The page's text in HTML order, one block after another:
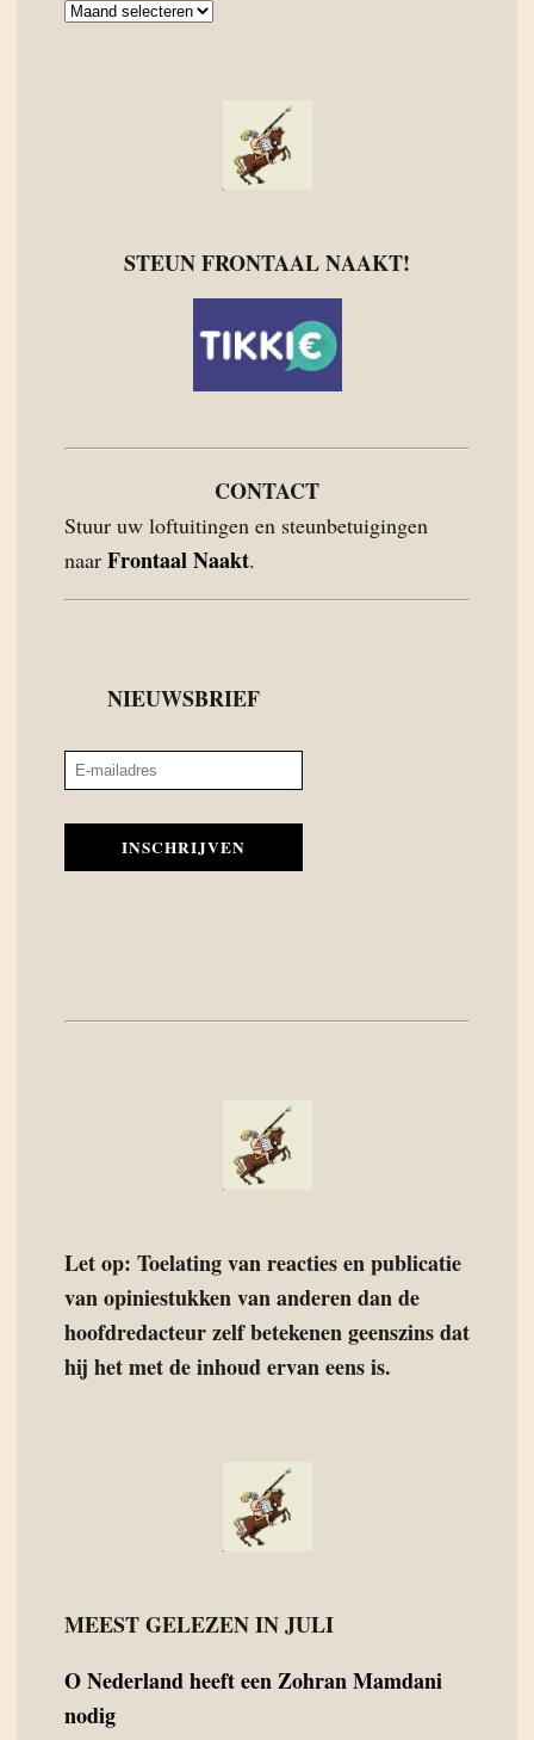
Archief
STEUN FRONTAAL NAAKT!
CONTACT
Stuur uw loftuitingen en steunbetuigingen
naar Frontaal Naakt.
NIEUWSBRIEF
INSCHRIJVEN
Let op: Toelating van reacties en publicatie
van opiniestukken van anderen dan de
hoofdredacteur zelf betekenen geenszins dat
hij het met de inhoud ervan eens is.
MEEST GELEZEN IN JULI
ONederland heeft een Zohran Mamdani
nodig